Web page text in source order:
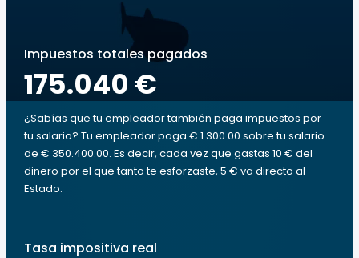
Impuestos totales pagados
175.040 €
¿Sabías que tu empleador también paga impuestos por
tu salario? Tu empleador paga € 1.300.00 sobre tu salario
de € 350.400.00. Es decir, cada vez que gastas 10 € del
dinero por el que tanto te esforzaste, 5 € va directo al
Estado.
Tasa impositiva real